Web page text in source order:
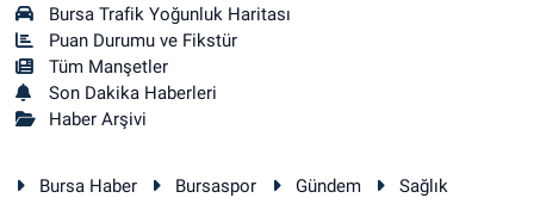
Bursa Trafik Yoğunluk Haritası
Puan Durumu ve Fikstür
Tüm Manşetler
Son Dakika Haberleri
Haber Arşivi
Bursa Haber Bursaspor Gündem
Sağlık